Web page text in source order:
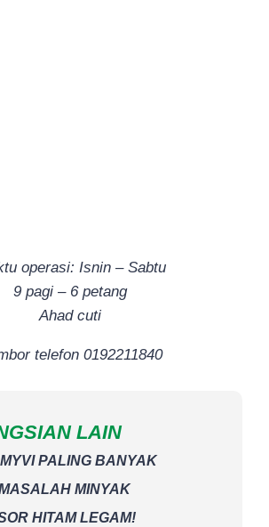
operasi: Isnin – Sabtu
9 pagi – 6 petang
Ahad cuti
telefon 0192211840
LAIN
PALING BANYAK
MINYAK
HITAM LEGAM!